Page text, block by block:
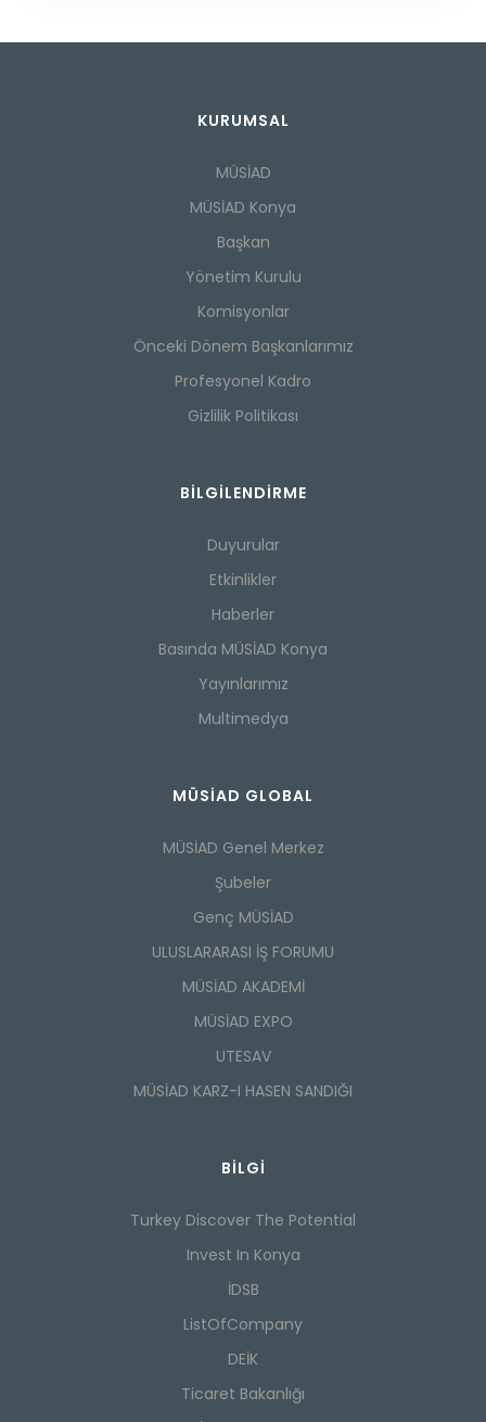
KURUMSAL
MÜSİAD
MÜSİAD Konya
Başkan
Yönetim Kurulu
Komisyonlar
Önceki Dönem Başkanlarımız
Profesyonel Kadro
Gizlilik Politikası
BILGILENDIRME
Duyurular
Etkinlikler
Haberler
Basında MÜSİAD Konya
Yayınlarımız
Multimedya
MÜSİAD GLOBAL
MÜSİAD Genel Merkez
Şubeler
Genç MÜSİAD
ULUSLARARASI İŞ FORUMU
MÜSİAD AKADEMİ
MÜSİAD EXPO
UTESAV
MÜSİAD KARZ-I HASEN SANDIĞI
BILGI
Turkey Discover The Potential
Invest In Konya
İDSB
ListOfCompany
DEİK
Ticaret Bakanlığı